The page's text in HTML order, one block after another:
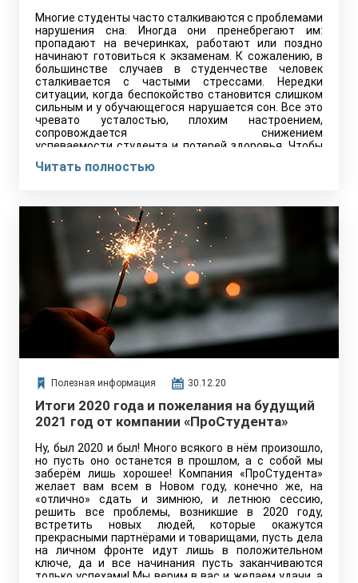
Многие студенты часто сталкиваются с проблемами
нарушения сна. Иногда они пренебрегают им:
пропадают на вечеринках, работают или поздно
начинают готовиться к экзаменам. К сожалению, в
большинстве случаев в студенчестве человек
сталкивается с частыми стрессами. Нередки
ситуации, когда беспокойство становится слишком
сильным и у обучающегося нарушается сон. Все это
чревато усталостью, плохим настроением,
сопровождается снижением
успеваемости студента и потерей здоровья. Чтобы
придерживаться нормы ночного отдыха, но и
Читать полностью
Полезная информация 30.12.20
Итоги 2020 года и пожелания на будущий
2021 год от компании «ПроСтудента»
Ну, был 2020 и был! Много всякого в нём произошло,
но пусть оно останется в прошлом, а с собой мы
заберём лишь хорошее! Компания «ПроСтудента»
желает вам всем в Новом году, конечно же, на
«отлично» сдать и зимнюю, и летнюю сессию,
решить все проблемы, возникшие в 2020 году,
встретить новых людей, которые окажутся
прекрасными партнёрами и товарищами, пусть дела
на личном фронте идут лишь в положительном
ключе, да и все начинания пусть заканчиваются
только успехами! Мы верим в вас и желаем удачи, а